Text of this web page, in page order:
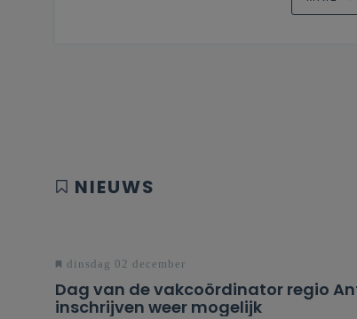
NIEUWS
dinsdag 02 december
Dag van de vakcoördinator regio
inschrijven weer mogelijk